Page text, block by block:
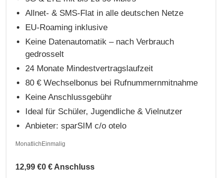
Allnet- & SMS-Flat in alle deutschen Netze
EU-Roaming inklusive
Keine Datenautomatik – nach Verbrauch
gedrosselt
24 Monate Mindestvertragslaufzeit
80 € Wechselbonus bei Rufnummernmitnahme
Keine Anschlussgebühr
Ideal für Schüler, Jugendliche & Vielnutzer
Anbieter: sparSIM c/o otelo
Monatlich
12,99 €
Einmalig
0 € Anschluss